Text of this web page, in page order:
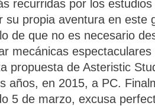
recurridas por los
su propia aventura en este
de que no es necesario
mecánicas
propuesta de Asteristic
años, en 2015, a PC.
5 de marzo, excusa